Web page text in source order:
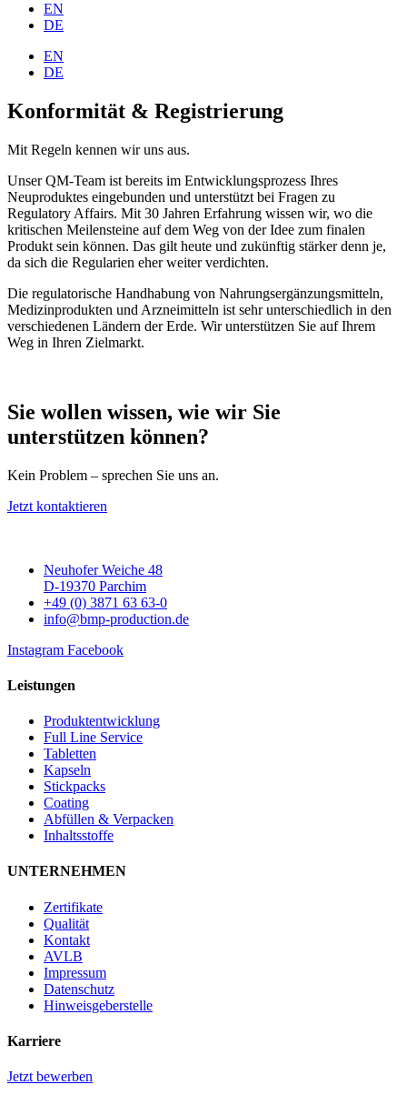
EN
DE
EN
DE
Konformität & Registrierung
Mit Regeln kennen wir uns aus.
Unser QM-Team ist bereits im Entwicklungsprozess Ihres
Neuproduktes eingebunden und unterstützt bei Fragen zu
Regulatory Affairs. Mit 30 Jahren Erfahrung wissen wir, wo die
kritischen Meilensteine auf dem Weg von der Idee zum finalen
Produkt sein können. Das gilt heute und zukünftig stärker denn je,
da sich die Regularien eher weiter verdichten.
Die regulatorische Handhabung von Nahrungsergänzungsmitteln,
Medizinprodukten und Arzneimitteln ist sehr unterschiedlich in den
verschiedenen Ländern der Erde. Wir unterstützen Sie auf Ihrem
Weg in Ihren Zielmarkt.
Sie wollen wissen, wie wir Sie
unterstützen können?
Kein Problem – sprechen Sie uns an.
Jetzt kontaktieren
Neuhofer Weiche 48
D-19370 Parchim
+49 (0) 3871 63 63-0
info@bmp-production.de
Instagram Facebook
Leistungen
Produktentwicklung
Full Line Service
Tabletten
Kapseln
Stickpacks
Coating
Abfüllen & Verpacken
Inhaltsstoffe
UNTERNEHMEN
Zertifikate
Qualität
Kontakt
AVLB
Impressum
Datenschutz
Hinweisgeberstelle
Karriere
Jetzt bewerben